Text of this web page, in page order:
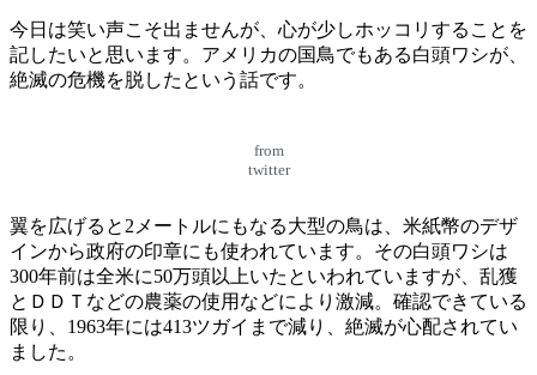
今日は笑い声こそ出ませんが、心が少しホッコリすることを
記したいと思います。アメリカの国鳥でもある白頭ワシが、
絶滅の危機を脱したという話です。
from
twitter
翼を広げると2メートルにもなる大型の鳥は、米紙幣のデザ
インから政府の印章にも使われています。その白頭ワシは
300年前は全米に50万頭以上いたといわれていますが、乱獲
とＤＤＴなどの農薬の使用などにより激減。確認できている
限り、1963年には413ツガイまで減り、絶滅が心配されてい
ました。